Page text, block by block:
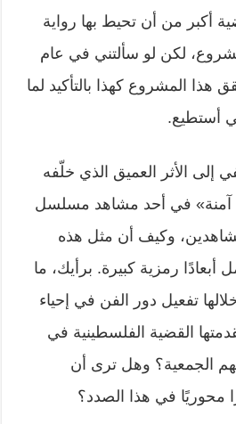
أكبر من أن تحيط بها رواية
لكن لو سألتني في عام
هذا المشروع كهذا بالتأكيد لما
أستطيع.
الأثر العميق الذي خلّفه
آمنة» في أحد مشاهد مسلسل
وكيف أن مثل هذه
أبعادًا رمزية كبيرة. برأيك، ما
تفعيل دور الفن في إحياء
القضية الفلسطينية في
الجمعية؟ وهل ترى أن
محوريًا في هذا الصدد؟